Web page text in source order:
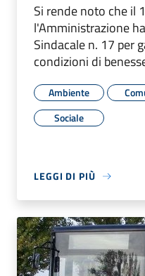
Si rende noto che il
l'Amministrazione
Sindacale n. 17 per
condizioni di
Ambiente
Sociale
LEGGI DI PIÙ